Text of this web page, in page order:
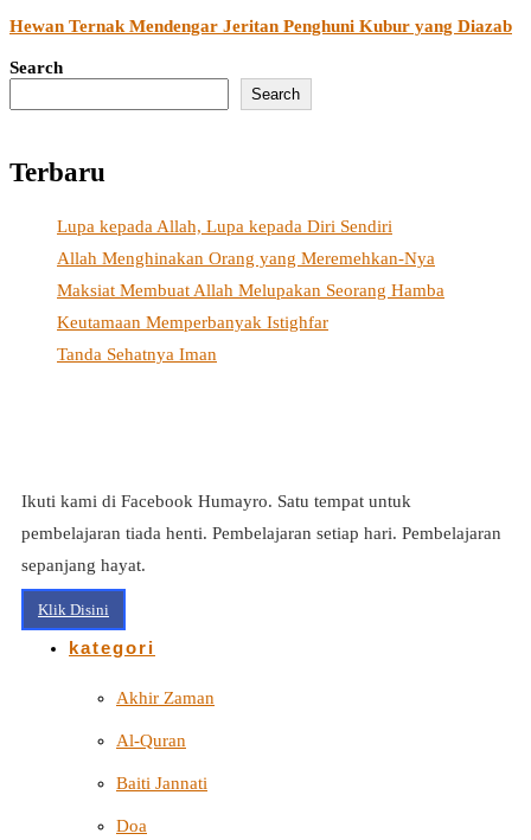
Hewan Ternak Mendengar Jeritan Penghuni Kubur yang Diazab
Search
Search
Terbaru
Lupa kepada Allah, Lupa kepada Diri Sendiri
Allah Menghinakan Orang yang Meremehkan-Nya
Maksiat Membuat Allah Melupakan Seorang Hamba
Keutamaan Memperbanyak Istighfar
Tanda Sehatnya Iman
Ikuti kami di Facebook Humayro. Satu tempat untuk
pembelajaran tiada henti. Pembelajaran setiap hari. Pembelajaran
sepanjang hayat.
Klik Disini
kategori
Akhir Zaman
Al-Quran
Baiti Jannati
Doa